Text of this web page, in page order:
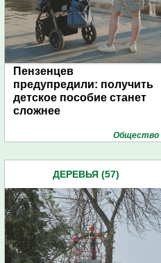
Пензенцев
предупредили: получить
детское пособие станет
сложнее
Общество
ДЕРЕВЬЯ (57)